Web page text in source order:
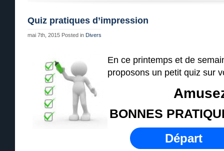
Quiz pratiques d’impression
mai 7th, 2015 Posted in Divers
En ce printemps et de
proposons un petit quiz sur
BONNES
Départ